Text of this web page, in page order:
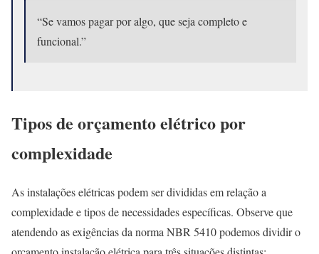
“Se vamos pagar por algo, que seja completo e
funcional.”
Tipos de orçamento elétrico por
complexidade
As instalações elétricas podem ser divididas em relação a
complexidade e tipos de necessidades específicas. Observe que
atendendo as exigências da norma NBR 5410 podemos dividir o